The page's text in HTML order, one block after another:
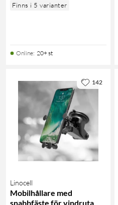
Finns i 5 varianter
Online: 20+ st
Linocell
Mobilhållare med
snabbfäste för vindruta
142